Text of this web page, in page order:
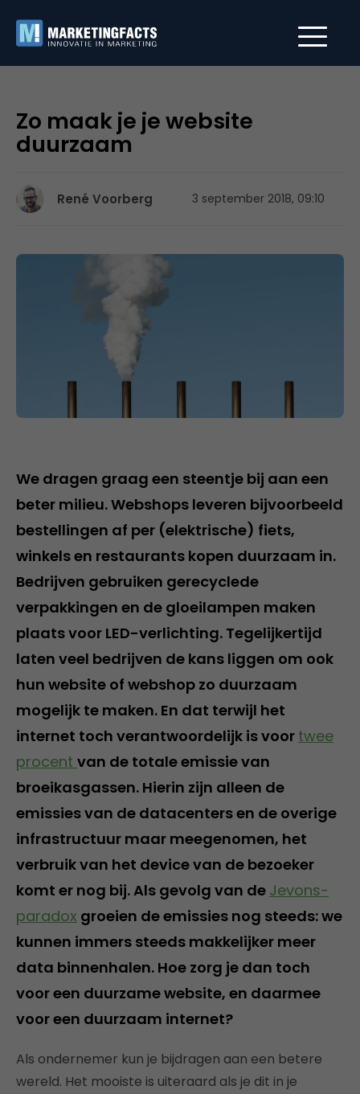
Zo maak je je website
duurzaam
René Voorberg 3 september 2018, 09:10
We dragen graag een steentje bij aan een
beter milieu. Webshops leveren bijvoorbeeld
bestellingen af per (elektrische) fiets,
winkels en restaurants kopen duurzaam in.
Bedrijven gebruiken gerecyclede
verpakkingen en de gloeilampen maken
plaats voor LED-verlichting. Tegelijkertijd
laten veel bedrijven de kans liggen om ook
hun website of webshop zo duurzaam
mogelijk te maken. En dat terwijl het
internet toch verantwoordelijk is voor twee
procent van de totale emissie van
broeikasgassen. Hierin zijn alleen de
emissies van de datacenters en de overige
infrastructuur maar meegenomen, het
verbruik van het device van de bezoeker
komt er nog bij. Als gevolg van de Jevons-
paradox groeien de emissies nog steeds: we
kunnen immers steeds makkelijker meer
data binnenhalen. Hoe zorg je dan toch
voor een duurzame website, en daarmee
voor een duurzaam internet?
Als ondernemer kun je bijdragen aan een betere
wereld. Het mooiste is uiteraard als je dit in je